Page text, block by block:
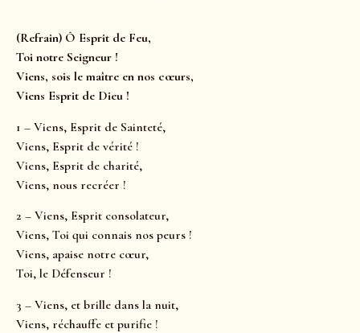
(Refrain) Ô Esprit de Feu,
Toi notre Seigneur !
Viens, sois le maître en nos cœurs,
Viens Esprit de Dieu !
1 – Viens, Esprit de Sainteté,
Viens, Esprit de vérité !
Viens, Esprit de charité,
Viens, nous recréer !
2 – Viens, Esprit consolateur,
Viens, Toi qui connais nos peurs !
Viens, apaise notre cœur,
Toi, le Défenseur !
3 – Viens, et brille dans la nuit,
Viens, réchauffe et purifie !